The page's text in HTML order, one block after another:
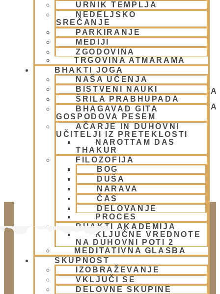
URNIK TEMPLJA
NEDELJSKO
SREČANJE
PARKIRANJE
MEDIJI
ZGODOVINA
TRGOVINA ATMARAMA
BHAKTI JOGA
NAŠA UČENJA
BISTVENI NAUKI
ŠRILA PRABHUPADA
BHAGAVAD GITA
GOSPODOVA PESEM
AČARJE IN DUHOVNI
UČITELJI IZ PRETEKLOSTI
NAROTTAM DAS
THAKUR
FILOZOFIJA
BOG
DUŠA
NARAVA
ČAS
DELOVANJE
PROCES
BHAKTI AKADEMIJA
KLJUČNE VREDNOTE
NA DUHOVNI POTI 2
MEDITATIVNA GLASBA
SKUPNOST
IZOBRAŽEVANJE
VKLJUČI SE
DELOVNE SKUPINE
NEDELJSKO SREČANJE - CENTER HARE KRIŠNA
LJUBLJANA
NEDELJSKO SREČANJE - CENTER HARE KRIŠNA
LJUBLJANA